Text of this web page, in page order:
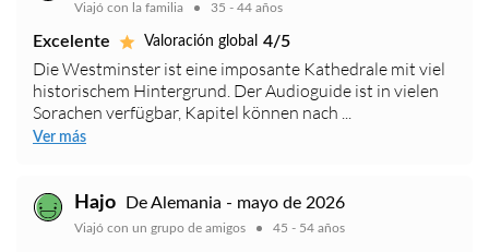
Viajó con la familia 35 - 44 años
Excelente Valoración global 4/5
Die Westminster ist eine imposante Kathedrale mit viel
historischem Hintergrund. Der Audioguide ist in vielen
Sorachen verfügbar, Kapitel können nach ...
Ver más
Hajo De Alemania - mayo de 2026
Viajó con un grupo de amigos 45 - 54 años